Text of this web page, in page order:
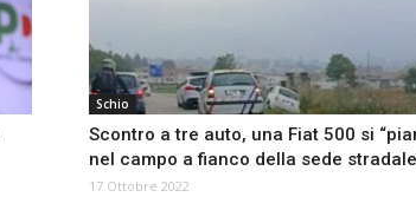
Schio
Scontro a tre auto, una Fiat 500 si
nel campo a fianco della sede stradale
17 Ottobre 2022